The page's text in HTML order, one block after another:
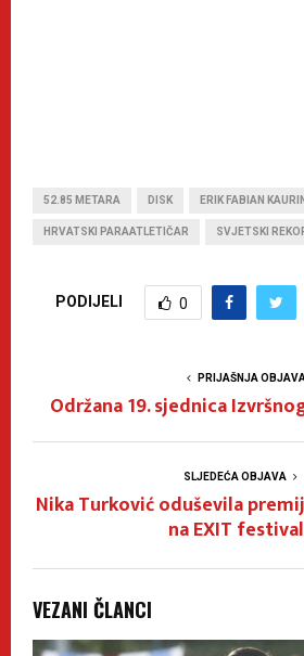
52.85 METARA DISK ERIK FABIAN KAURIN
HRVATSKI PARAATLETIČAR SVJETSKI
PODIJELI 0
PRIJAŠNJA
Održana 19. sjednica
SLJEDEĆA OBJAVA
Nika Turković oduševila
na EXIT
VEZANI ČLANCI